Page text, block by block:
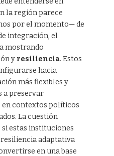
la región parece
por el momento— de
integración, el
mostrando
y resiliencia. Estos
hacia
más flexibles y
a preservar
contextos políticos
La cuestión
estas instituciones
adaptativa
en una base